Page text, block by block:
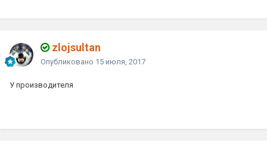
zlojsultan
Опубликовано 15 июля, 2017
У производителя